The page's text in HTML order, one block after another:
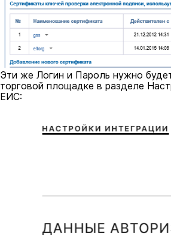
Эти же Логин и Пароль нужно
торговой площадке в разделе
ЕИС: